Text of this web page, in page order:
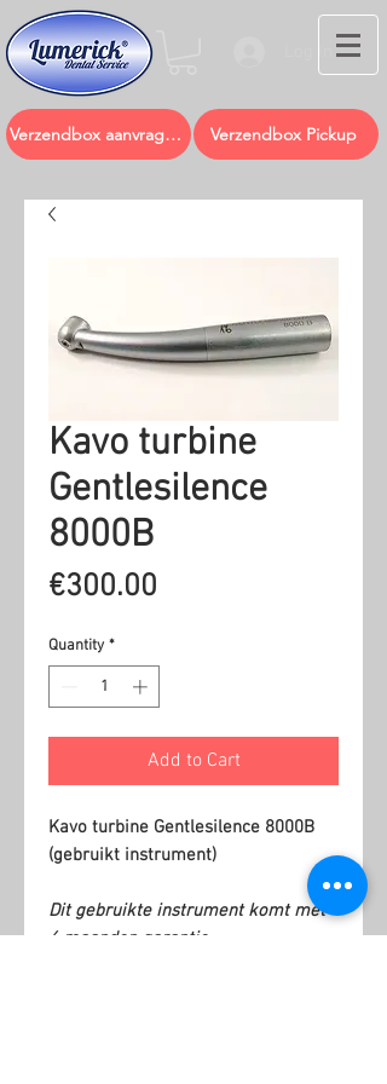
Verzendbox aanvragen Verzendbox Pickup
Kavo turbine
Gentlesilence
8000B
€300.00
Quantity *
Add to Cart
Kavo turbine Gentlesilence 8000B
(gebruikt instrument)
Dit gebruikte instrument komt met
6 maanden garantie.